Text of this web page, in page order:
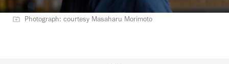
Photograph: courtesy Masaharu Morimoto